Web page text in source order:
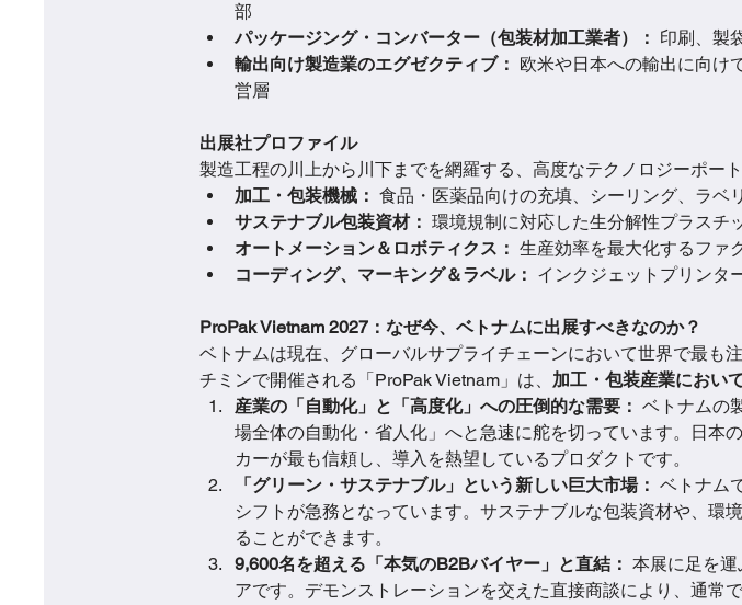
部
パッケージング・コンバーター（包装材加工業者）： 印刷、製
輸出向け製造業のエグゼクティブ： 欧米や日本への輸出に向け
営層
出展社プロファイル
製造工程の川上から川下までを網羅する、高度なテクノロジーポー
加工・包装機械： 食品・医薬品向けの充填、シーリング、ラベ
サステナブル包装資材： 環境規制に対応した生分解性プラスチ
オートメーション＆ロボティクス： 生産効率を最大化するファ
コーディング、マーキング＆ラベル： インクジェットプリンタ
ProPak Vietnam 2027：なぜ今、ベトナムに出展すべきなのか？
ベトナムは現在、グローバルサプライチェーンにおいて世界で最も
チミンで開催される「ProPak Vietnam」は、 加工・包装産業におい
産業の「自動化」と「高度化」への圧倒的な需要： ベトナムの
場全体の自動化・省人化」へと急速に舵を切っています。日本
カーが最も信頼し、導入を熱望しているプロダクトです。
「グリーン・サステナブル」という新しい巨大市場： ベトナム
シフトが急務となっています。サステナブルな包装資材や、環
ることができます。
9,600名を超える「本気のB2Bバイヤー」と直結： 本展に足を
アです。デモンストレーションを交えた直接商談により、通常